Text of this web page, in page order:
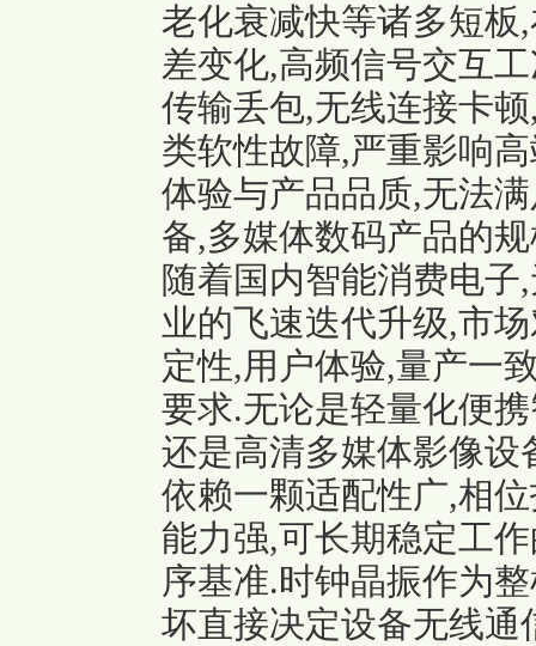
老化衰减快等诸多短
差变化,高频信号交互
传输丢包,无线连接卡
类软性故障,严重影响
体验与产品品质,无法
备,多媒体数码产品的
随着国内智能消费电
业的飞速迭代升级,市
定性,用户体验,量产一
要求.无论是轻量化便
还是高清多媒体影像
依赖一颗适配性广,相
能力强,可长期稳定工
序基准.时钟晶振作为
坏直接决定设备无线